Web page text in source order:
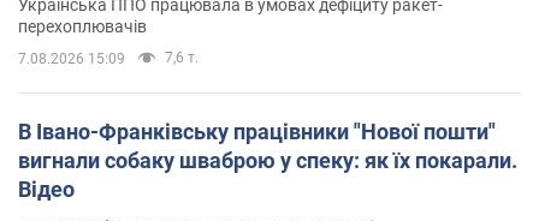
Українська ППО працювала в умовах дефіциту ракет-
перехоплювачів
7.08.2026 15:09 7,6 т.
В Івано-Франківську працівники "Нової пошти"
вигнали собаку шваброю у спеку: як їх покарали.
Відео